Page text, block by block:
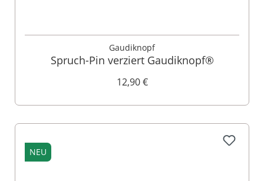
Gaudiknopf
Spruch-Pin verziert Gaudiknopf®
12,90 €
NEU